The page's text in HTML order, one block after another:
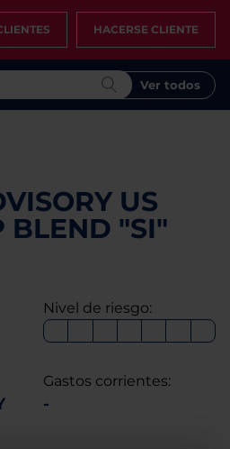
HACERSE CLIENTE
Ver todos
US
BLEND "SI"
Nivel de riesgo:
Gastos corrientes:
-